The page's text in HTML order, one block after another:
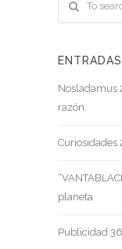
Nosladamus
razón.
Curiosidades
planeta
Publicidad